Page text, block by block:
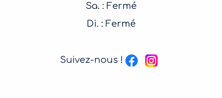
Sa. : Fermé
Di. : Fermé
Suivez-nous !